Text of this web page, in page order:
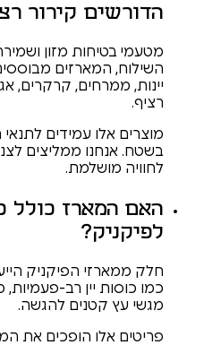
קירור רציף?
מזון ושמירה על איכות
מבוססים על מוצרי מזווה
קרקרים, אגוזים ושוקולדים)
עמידים לתנאי הדרך ומתאימים
ממליצים לצנן את היין לפני
כולל כלי הגשה או
הפיקניק הייעודיים שלנו כוללים
יין רב-פעמיות, מפיות מעוצבות,
להגשה.
הופכים את המארז לפתרון